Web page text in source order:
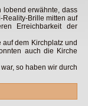
lobend erwähnte, dass
Reality-Brille mitten auf
Erreichbarkeit der
dem Kirchplatz und
auch die Kirche
so haben wir durch